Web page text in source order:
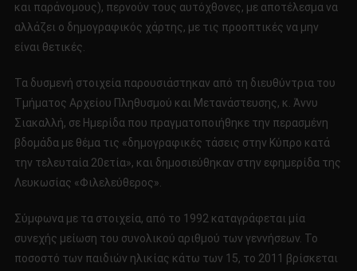
και παράνομους), περνούν τους αυτόχθονες, με αποτέλεσμα να
αλλάζει ο δημογραφικός χάρτης, με τις προοπτικές να μην
είναι θετικές.
Τα δυσμενή στοιχεία παρουσιάστηκαν από τη διευθύντρια του
Τμήματος Αρχείου Πληθυσμού και Μετανάστευσης, κ. Άννυ
Σιακαλλή, σε Ημερίδα που πραγματοποιήθηκε την περασμένη
βδομάδα με θέμα τις «δημογραφικές τάσεις στην Κύπρο κατά
την τελευταία 20ετία», και δημοσιεύθηκαν στην εφημερίδα της
Λευκωσίας «Φιλελεύθερος».
Σύμφωνα με τα στοιχεία, από το 1992 καταγράφεται μία
συνεχής μείωση του συνολικού αριθμού των γεννήσεων. Το
ποσοστό των παιδιών ηλικίας κάτω των 15, το 2011 βρίσκεται